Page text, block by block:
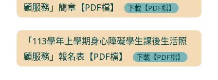
顧服務」簡章【PDF檔】
下載【PDF檔】
「113學年上學期身心障礙學生課後生活照
顧服務」報名表【PDF檔】
下載【PDF檔】